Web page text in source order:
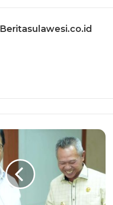
Beritasulawesi.co.id